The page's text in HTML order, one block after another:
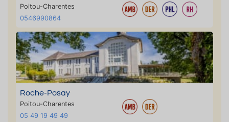
Poitou-Charentes
0546990864
Roche-Posay
Poitou-Charentes
05 49 19 49 49